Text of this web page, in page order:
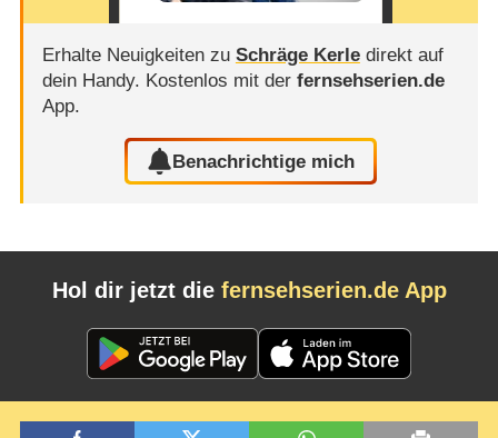
Erhalte Neuigkeiten zu Schräge Kerledirekt auf
dein Handy. Kostenlos mit der fernsehserien.de
App.
Benachrichtige mich
Hol dir jetzt die fernsehserien.de App